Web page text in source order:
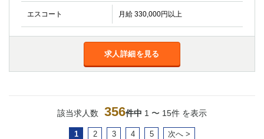
エスコート 月給 330,000円以上
求人詳細を見る
該当求人数 356件中 1 〜 15件 を表示
1 2 3 4 5 次へ >